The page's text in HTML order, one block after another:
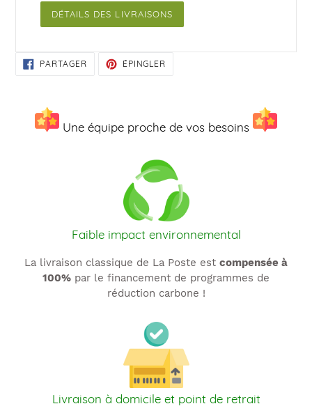
DÉTAILS DES LIVRAISONS
PARTAGER PARTAGER
SUR
ÉPINGLER
Une équipe proche de vos besoins
Faible impact environnemental
La livraison classique de La Poste est compensée à
100% par le financement de programmes de
réduction carbone !
Livraison à domicile et point de retrait